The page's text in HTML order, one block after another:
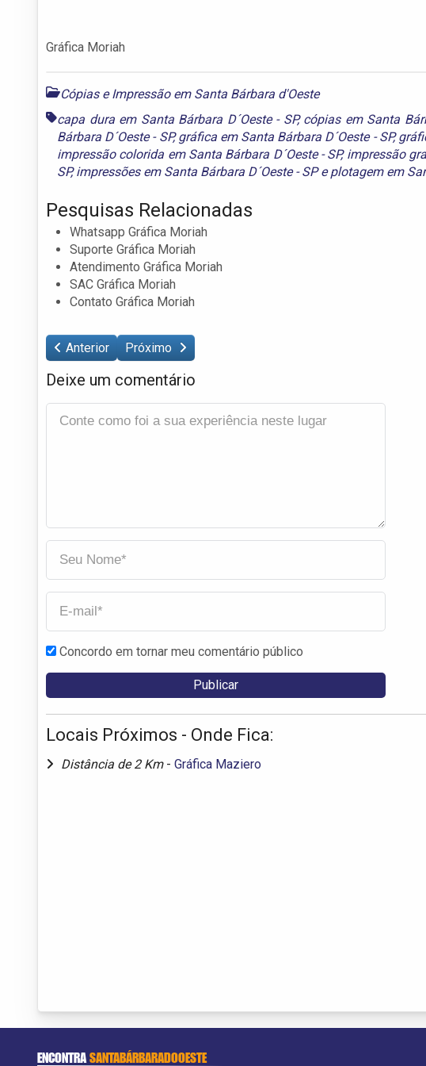
Gráfica Moriah
Cópias e Impressão em Santa Bárbara d'Oeste
capa dura em Santa Bárbara D´Oeste - SP, cópias em Santa
Bárbara D´Oeste - SP,gráfica em Santa Bárbara D´Oeste - SP,
impressão colorida em Santa Bárbara D´Oeste - SP, impressão
SP,impressões em Santa Bárbara D´Oeste - SPeplotagem em
Pesquisas Relacionadas
Whatsapp Gráfica Moriah
Suporte Gráfica Moriah
Atendimento Gráfica Moriah
SAC Gráfica Moriah
Contato Gráfica Moriah
Anterior Próximo
Deixe um comentário
Concordo em tornar meu comentário público
Locais Próximos - Onde Fica:
Distância de 2 Km - Gráfica Maziero
ENCONTRASANTABÁRBARADOOESTE